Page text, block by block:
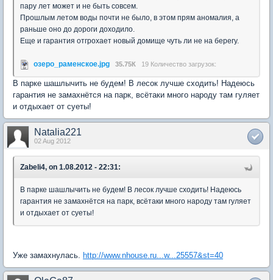
пару лет может и не быть совсем.
Прошлым летом воды почти не было, в этом прям аномалия, а
раньше оно до дороги доходило.
Еще и гарантия отгрохает новый домище чуть ли не на берегу.
озеро_раменское.jpg 35.75К 19 Количество загрузок:
В парке шашлычить не будем! В лесок лучше сходить! Надеюсь
гарантия не замахнётся на парк, всётаки много народу там гуляет
и отдыхает от суеты!
Natalia221
02 Aug 2012
Zabeli4, on 1.08.2012 - 22:31:
В парке шашлычить не будем! В лесок лучше сходить! Надеюсь
гарантия не замахнётся на парк, всётаки много народу там гуляет
и отдыхает от суеты!
Уже замахнулась. http://www.nhouse.ru...w...25557&st=40